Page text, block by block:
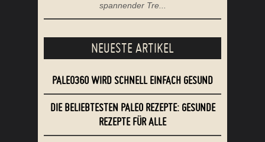
spannender Tre...
NEUESTE ARTIKEL
PALEO360 WIRD SCHNELL EINFACH GESUND
DIE BELIEBTESTEN PALEO REZEPTE: GESUNDE
REZEPTE FÜR ALLE